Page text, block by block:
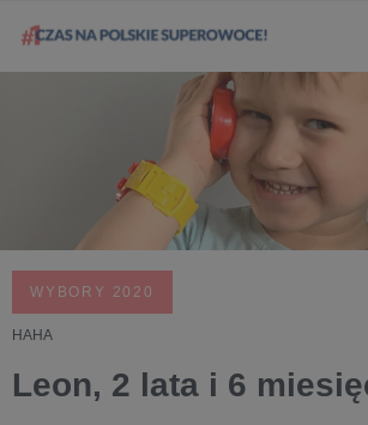
WYBORY 2020
HAHA
Leon, 2 lata i 6